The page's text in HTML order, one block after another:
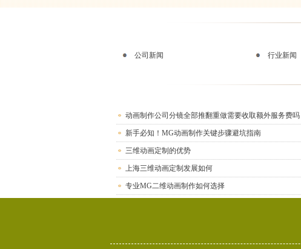
公司新闻 行业新闻
动画制作公司分镜全部推翻重做需要收取额外服务费吗
新手必知！MG动画制作关键步骤避坑指南
三维动画定制的优势
上海三维动画定制发展如何
专业MG二维动画制作如何选择